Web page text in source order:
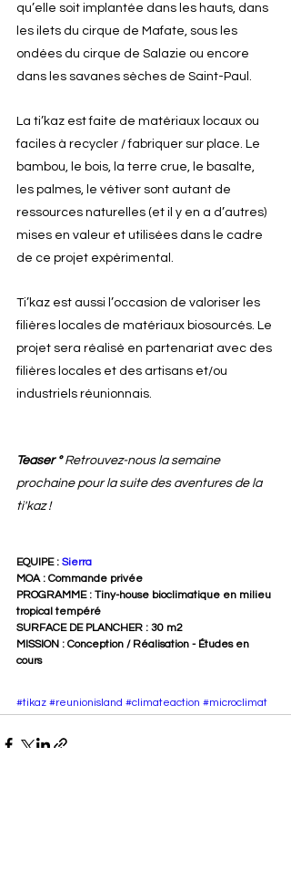
qu’elle soit implantée dans les hauts, dans
les ilets du cirque de Mafate, sous les
ondées du cirque de Salazie ou encore
dans les savanes sèches de Saint-Paul.
La ti’kaz est faite de matériaux locaux ou
faciles à recycler / fabriquer sur place. Le
bambou, le bois, la terre crue, le basalte,
les palmes, le vétiver sont autant de
ressources naturelles (et il y en a d’autres)
mises en valeur et utilisées dans le cadre
de ce projet expérimental.
Ti’kaz est aussi l’occasion de valoriser les
filières locales de matériaux biosourcés. Le
projet sera réalisé en partenariat avec des
filières locales et des artisans et/ou
industriels réunionnais.
Teaser ° Retrouvez-nous la semaine
prochaine pour la suite des aventures de la
ti'kaz !
EQUIPE : Sierra
MOA : Commande privée
PROGRAMME : Tiny-house bioclimatique en milieu
tropical tempéré
SURFACE DE PLANCHER : 30 m2
MISSION : Conception / Réalisation - Études en
cours
#tikaz #reunionisland #climateaction #microclimat